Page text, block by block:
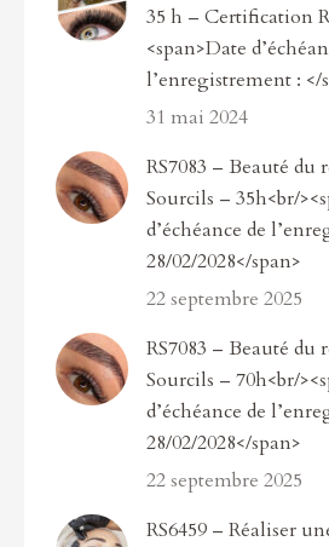
35 h – Certification
<span>Date
l’enregistrement : </
31 mai 2024
RS7083 – Beauté du
Sourcils – 35h<br/
d’échéance de
28/02/2028</span>
22 septembre 2025
RS7083 – Beauté du
Sourcils – 70h<br/
d’échéance de
28/02/2028</span>
22 septembre 2025
RS6459 – Réaliser